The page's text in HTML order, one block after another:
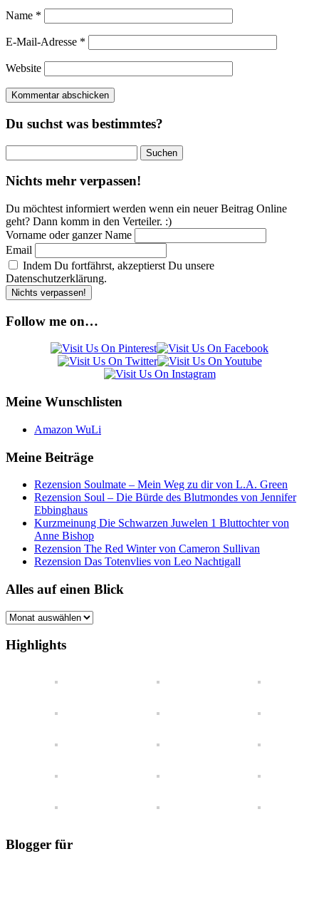
Name *
E-Mail-Adresse *
Website
Du suchst was bestimmtes?
nach:
Nichts mehr verpassen!
Du möchtest informiert werden wenn ein neuer Beitrag Online
geht? Dann komm in den Verteiler. :)
Vorname oder ganzer Name
Email
Indem Du fortfährst, akzeptierst Du unsere
Datenschutzerklärung.
Follow me on…
Meine Wunschlisten
Amazon WuLi
Meine Beiträge
Rezension Soulmate – Mein Weg zu dir von L.A. Green
Rezension Soul – Die Bürde des Blutmondes von Jennifer
Ebbinghaus
Kurzmeinung Die Schwarzen Juwelen 1 Bluttochter von
Anne Bishop
Rezension The Red Winter von Cameron Sullivan
Rezension Das Totenvlies von Leo Nachtigall
Alles auf einen Blick
Alles
einen
Blick
Highlights
Blogger für